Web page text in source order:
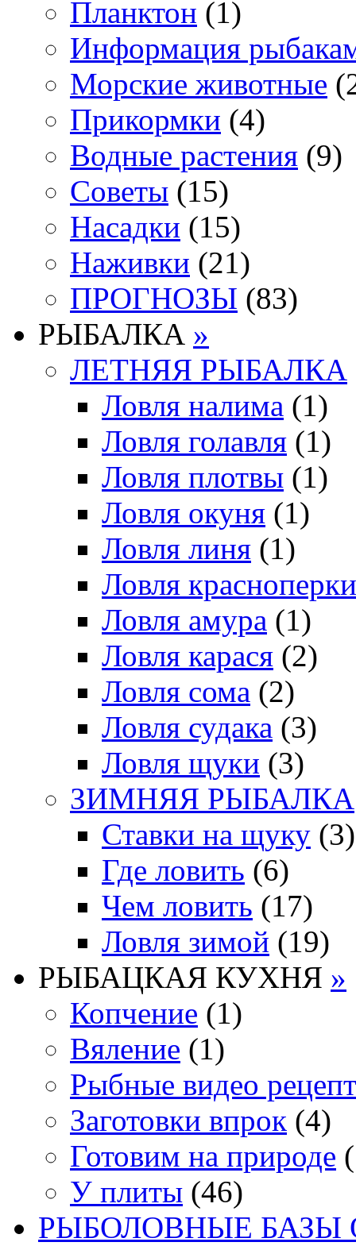
Планктон (1)
Информация
Морские животные
Прикормки (4)
Водные растения (9)
Советы (15)
Насадки (15)
Наживки (21)
ПРОГНОЗЫ (83)
РЫБАЛКА »
ЛЕТНЯЯ РЫБАЛКА
Ловля налима (1)
Ловля голавля (1)
Ловля плотвы (1)
Ловля окуня (1)
Ловля линя (1)
Ловля красноперки
Ловля амура (1)
Ловля карася (2)
Ловля сома (2)
Ловля судака (3)
Ловля щуки (3)
ЗИМНЯЯ РЫБАЛКА
Ставки на щуку (3)
Где ловить (6)
Чем ловить (17)
Ловля зимой (19)
РЫБАЦКАЯ КУХНЯ »
Копчение (1)
Вяление (1)
Рыбные видео
Заготовки впрок (4)
Готовим на природе
У плиты (46)
РЫБОЛОВНЫЕ БАЗЫ